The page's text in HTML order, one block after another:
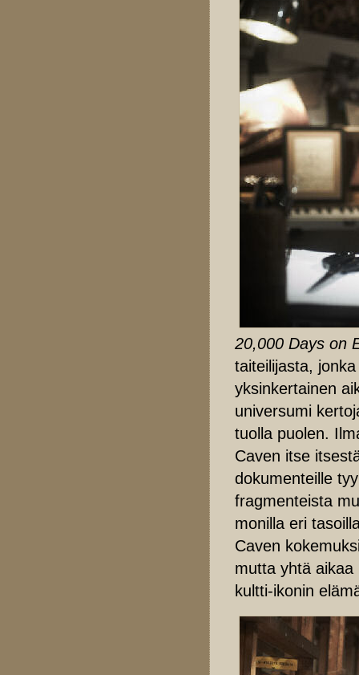
20,000 Days on
taiteilijasta,
yksinkertainen
universumi
tuolla puolen.
Caven itse
dokumenteille
fragmenteista
monilla eri
Caven
mutta yhtä aikaa
kultti-ikonin